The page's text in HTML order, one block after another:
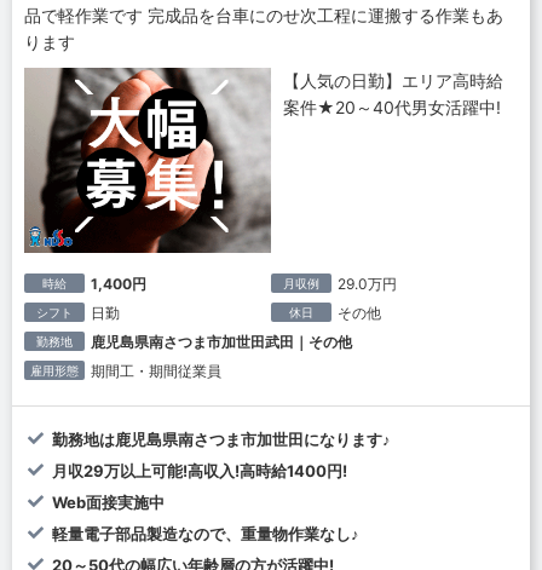
品で軽作業です 完成品を台車にのせ次工程に運搬する作業もあ
ります
【人気の日勤】エリア高時給
案件★20～40代男女活躍中!
時給 1,400円 月収例 29.0万円
シフト 日勤 休日 その他
勤務地 鹿児島県南さつま市加世田武田｜その他
雇用形態 期間工・期間従業員
勤務地は鹿児島県南さつま市加世田になります♪
月収29万以上可能!高収入!高時給1400円!
Web面接実施中
軽量電子部品製造なので、重量物作業なし♪
20～50代の幅広い年齢層の方が活躍中!